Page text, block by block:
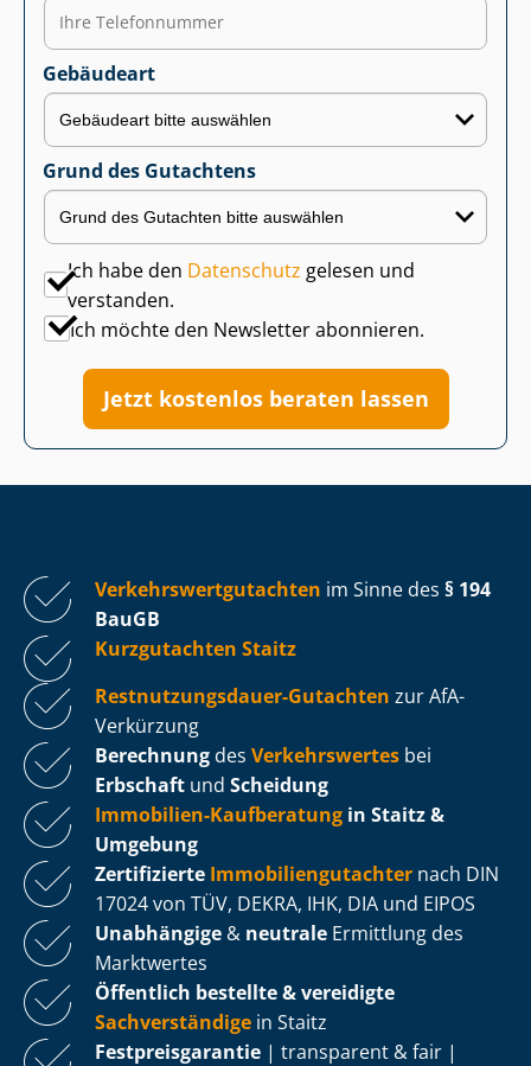
Gebäudeart
Grund des Gutachtens
Ich habe den Datenschutz gelesen und
verstanden.
Ich möchte den Newsletter abonnieren.
Jetzt kostenlos beraten lassen
Ver­kehrs­wert­gut­ach­ten im Sinne des § 194
BauGB
Kurzgutachten Staitz
Rest­nut­zungs­dau­er-Gutachten zur AfA-
Verkürzung
Berechnung des Verkehrswertes bei
Erbschaft und Scheidung
Immobilien-Kaufberatung in Staitz &
Umgebung
Zertifizierte Im­mo­bi­li­en­gut­ach­ter nach DIN
17024 von TÜV, DEKRA, IHK, DIA und EIPOS
Unabhängige & neutrale Ermittlung des
Marktwertes
Öffentlich bestellte & vereidigte
Sachverständige in Staitz
Fest­preis­ga­ran­tie | transparent & fair |